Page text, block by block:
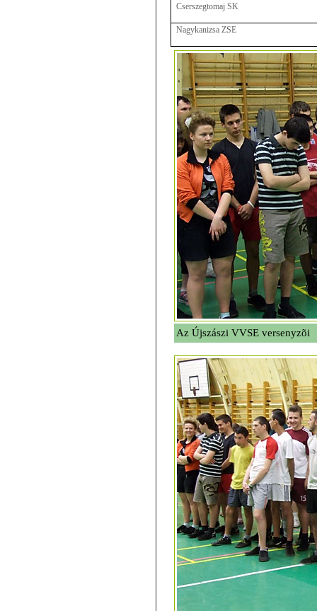
Cserszegtomaj SK
Nagykanizsa ZSE
Az Újszászi VVSE versenyzõi